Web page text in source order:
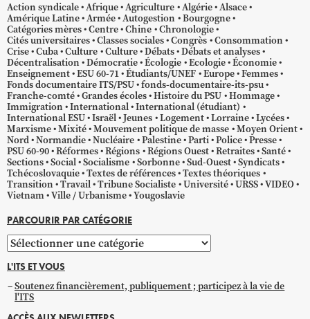
Action syndicale Afrique Agriculture Algérie Alsace
Amérique Latine Armée Autogestion
Bourgogne
Catégories mères Centre Chine Chronologie
Cités universitaires Classes sociales Congrès Consommation
Crise Cuba Culture Culture Débats Débats et analyses
Décentralisation Démocratie Écologie Ecologie Économie
Enseignement ESU 60-71 Étudiants/UNEF Europe Femmes
Fonds documentaire ITS/PSU fonds-documentaire-its-psu
Franche-comté Grandes écoles Histoire du PSU Hommage
Immigration International International (étudiant)
International ESU Israël Jeunes Logement Lorraine Lycées
Marxisme Mixité Mouvement politique de masse Moyen Orient
Nord Normandie Nucléaire Palestine Parti Police Presse
PSU 60-90 Réformes Régions Régions Ouest Retraites Santé
Sections Social Socialisme Sorbonne Sud-Ouest Syndicats
Tchécoslovaquie Textes de références Textes théoriques
Transition Travail Tribune Socialiste Université URSS VIDEO
Vietnam Ville / Urbanisme Yougoslavie
PARCOURIR PAR CATÉGORIE
Parcourir
par
catégorie
L'ITS ET VOUS
Soutenez financièrement, publiquement ; participez à la vie de
l'ITS